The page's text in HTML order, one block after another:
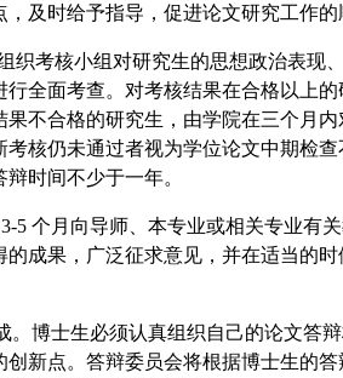
及时给予指导，促进论文研究工作的
织考核小组对研究生的思想政治表现
全面考查。对考核结果在合格以上
不合格的研究生，由学院在三个月
核仍未通过者视为学位论文中期检
时间不少于一年。
5 个月向导师、本专业或相关专业有
成果，广泛征求意见，并在适当的
。博士生必须认真组织自己的论文答
新点。答辩委员会将根据博士生的